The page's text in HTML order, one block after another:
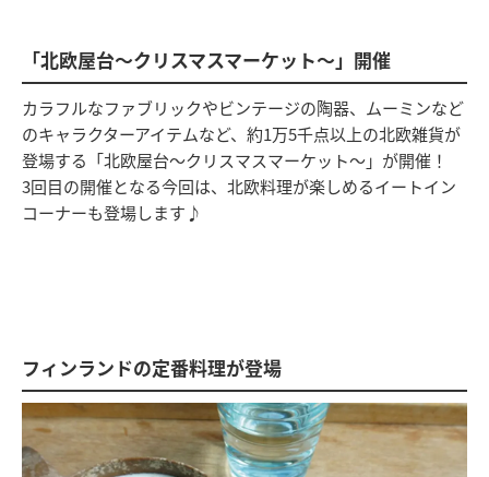
「北欧屋台～クリスマスマーケット～」開催
カラフルなファブリックやビンテージの陶器、ムーミンなど
のキャラクターアイテムなど、約1万5千点以上の北欧雑貨が
登場する「北欧屋台～クリスマスマーケット～」が開催！
3回目の開催となる今回は、北欧料理が楽しめるイートイン
コーナーも登場します♪
フィンランドの定番料理が登場